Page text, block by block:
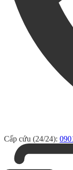
Cấp cứu (24/24):